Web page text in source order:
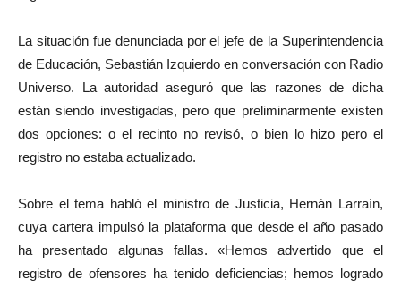
La situación fue denunciada por el jefe de la Superintendencia
de Educación, Sebastián Izquierdo en conversación con Radio
Universo. La autoridad aseguró que las razones de dicha
están siendo investigadas, pero que preliminarmente existen
dos opciones: o el recinto no revisó, o bien lo hizo pero el
registro no estaba actualizado.
Sobre el tema habló el ministro de Justicia, Hernán Larraín,
cuya cartera impulsó la plataforma que desde el año pasado
ha presentado algunas fallas. «Hemos advertido que el
registro de ofensores ha tenido deficiencias; hemos logrado